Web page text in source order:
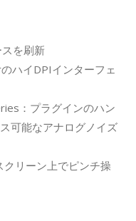
を刷新
ハイDPIインターフェ
：プラグインのハン
可能なアナログノイズ
リーン上でピンチ操